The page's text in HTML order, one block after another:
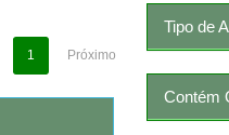
1 Próximo
Tipo de
Contém